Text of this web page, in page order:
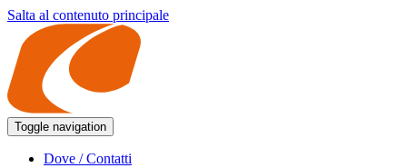
Salta al contenuto principale
Toggle navigation
Dove / Contatti